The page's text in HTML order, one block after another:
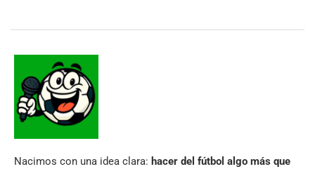
Nacimos con una idea clara: hacer del fútbol algo más que